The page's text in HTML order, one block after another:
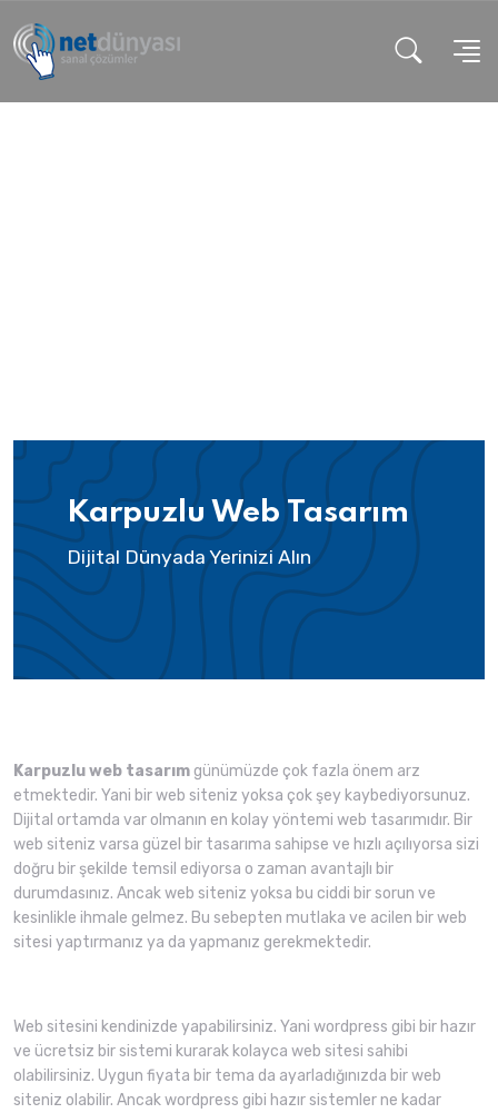
Karpuzlu Web Tasarım
Dijital Dünyada Yerinizi Alın
Karpuzlu web tasarım günümüzde çok fazla önem arz
etmektedir. Yani bir web siteniz yoksa çok şey kaybediyorsunuz.
Dijital ortamda var olmanın en kolay yöntemi web tasarımıdır. Bir
web siteniz varsa güzel bir tasarıma sahipse ve hızlı açılıyorsa sizi
doğru bir şekilde temsil ediyorsa o zaman avantajlı bir
durumdasınız. Ancak web siteniz yoksa bu ciddi bir sorun ve
kesinlikle ihmale gelmez. Bu sebepten mutlaka ve acilen bir web
sitesi yaptırmanız ya da yapmanız gerekmektedir.
Web sitesini kendinizde yapabilirsiniz. Yani wordpress gibi bir hazır
ve ücretsiz bir sistemi kurarak kolayca web sitesi sahibi
olabilirsiniz. Uygun fiyata bir tema da ayarladığınızda bir web
siteniz olabilir. Ancak wordpress gibi hazır sistemler ne kadar